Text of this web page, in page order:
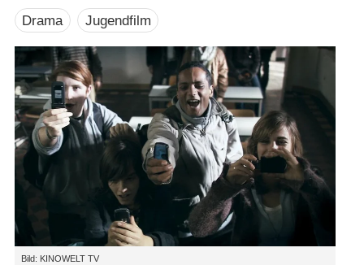
Drama Jugendfilm
Bild: KINOWELT TV